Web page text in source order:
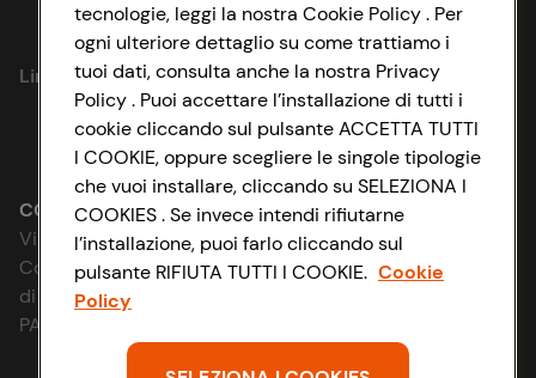
Privacy Policy
Cookie Policy
Impostazioni Cookie
Accessibilità
D&I e Parità di Genere
Strategia Fiscale
Link utili
Lavora con noi
Le cooperative
News & Approfondimenti
Richiami prodotto
CONAD SOCIETÀ COOPERATIVA
Via Michelino, 59 | 40127 BOLOGNA
Codice Fiscale e Registro Imprese
di Bologna 00865960157
PARTITA IVA 03320960374
tecnologie, leggi la nostra Cookie Policy . Per
ogni ulteriore dettaglio su come trattiamo i
tuoi dati, consulta anche la nostra Privacy
Policy . Puoi accettare l’installazione di tutti i
cookie cliccando sul pulsante ACCETTA TUTTI
I COOKIE, oppure scegliere le singole tipologie
che vuoi installare, cliccando su SELEZIONA I
COOKIES . Se invece intendi rifiutarne
l’installazione, puoi farlo cliccando sul
pulsante RIFIUTA TUTTI I COOKIE. Cookie
Policy